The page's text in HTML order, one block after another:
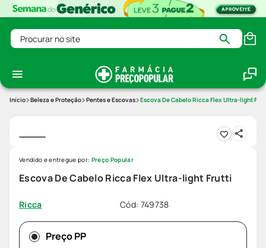
Procurar no site
Beleza e Proteção Pentes e Escovas Escova De Cabelo Ricca Flex Ultra-light
Escova De Cabelo Ricca Flex Ultra-light Frutti
Ricca Cód: 749738
Vendido e entregue por: Preço Popular
Preço PP